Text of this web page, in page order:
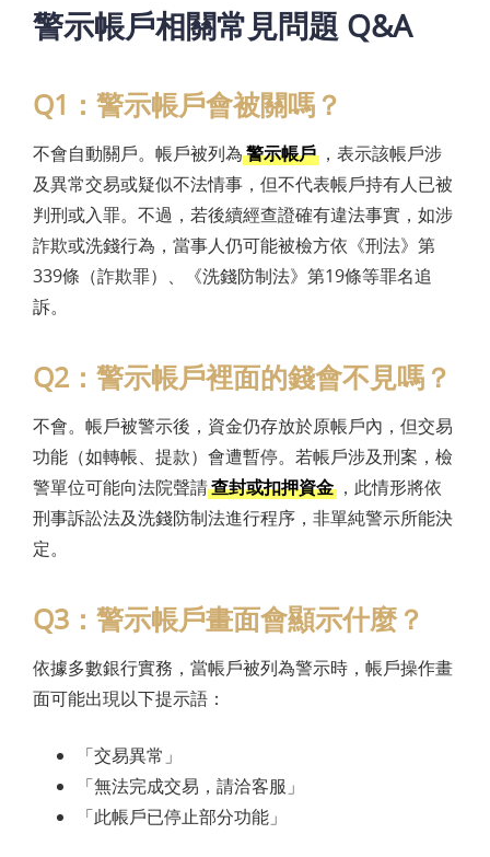
警示帳戶相關常見問題 Q&A
Q1：警示帳戶會被關嗎？
不會自動關戶。帳戶被列為警示帳戶 ，表示該帳戶涉
及異常交易或疑似不法情事，但不代表帳戶持有人已被
判刑或入罪。不過，若後續經查證確有違法事實，如涉
詐欺或洗錢行為，當事人仍可能被檢方依《刑法》第
339條（詐欺罪）、《洗錢防制法》第19條等罪名追
訴。
Q2：警示帳戶裡面的錢會不見嗎？
不會。帳戶被警示後，資金仍存放於原帳戶內，但交易
功能（如轉帳、提款）會遭暫停。若帳戶涉及刑案，檢
警單位可能向法院聲請查封或扣押資金 ，此情形將依
刑事訴訟法及洗錢防制法進行程序，非單純警示所能決
定。
Q3：警示帳戶畫面會顯示什麼？
依據多數銀行實務，當帳戶被列為警示時，帳戶操作畫
面可能出現以下提示語：
「交易異常」
「無法完成交易，請洽客服」
「此帳戶已停止部分功能」